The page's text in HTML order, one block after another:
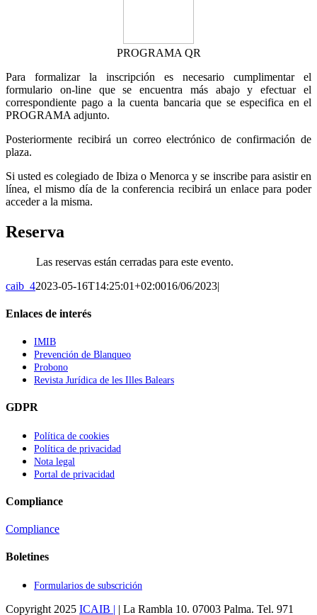
PROGRAMA QR
Para formalizar la inscripción es necesario cumplimentar el
formulario on-line que se encuentra más abajo y efectuar el
correspondiente pago a la cuenta bancaria que se especifica en el
PROGRAMA adjunto.
Posteriormente recibirá un correo electrónico de confirmación de
plaza.
Si usted es colegiado de Ibiza o Menorca y se inscribe para asistir en
línea, el mismo día de la conferencia recibirá un enlace para poder
acceder a la misma.
Reserva
Las reservas están cerradas para este evento.
caib_42023-05-16T14:25:01+02:0016/06/2023|
Enlaces de interés
IMIB
Prevención de Blanqueo
Probono
Revista Jurídica de les Illes Balears
GDPR
Política de cookies
Política de privacidad
Nota legal
Portal de privacidad
Compliance
Compliance
Boletines
Formularios de subscrición
Copyright 2025 ICAIB | | La Rambla 10. 07003 Palma. Tel. 971